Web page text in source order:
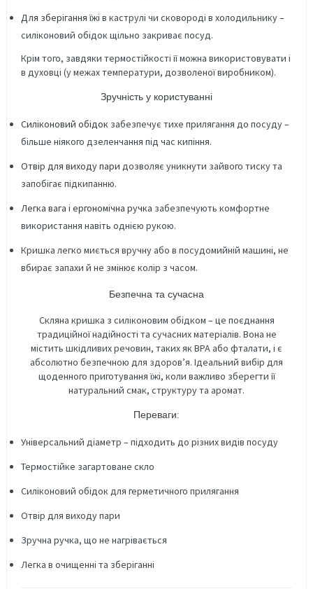
Для зберігання їжі в каструлі чи сковороді в холодильнику –
силіконовий обідок щільно закриває посуд.
Крім того, завдяки термостійкості її можна використовувати і
в духовці (у межах температури, дозволеної виробником).
Зручність у користуванні
Силіконовий обідок забезпечує тихе прилягання до посуду –
більше ніякого дзеленчання під час кипіння.
Отвір для виходу пари дозволяє уникнути зайвого тиску та
запобігає підкипанню.
Легка вага і ергономічна ручка забезпечують комфортне
використання навіть однією рукою.
Кришка легко миється вручну або в посудомийній машині, не
вбирає запахи й не змінює колір з часом.
Безпечна та сучасна
Скляна кришка з силіконовим обідком – це поєднання
традиційної надійності та сучасних матеріалів. Вона не
містить шкідливих речовин, таких як BPA або фталати, і є
абсолютно безпечною для здоров’я. Ідеальний вибір для
щоденного приготування їжі, коли важливо зберегти її
натуральний смак, структуру та аромат.
Переваги:
Універсальний діаметр – підходить до різних видів посуду
Термостійке загартоване скло
Силіконовий обідок для герметичного прилягання
Отвір для виходу пари
Зручна ручка, що не нагрівається
Легка в очищенні та зберіганні